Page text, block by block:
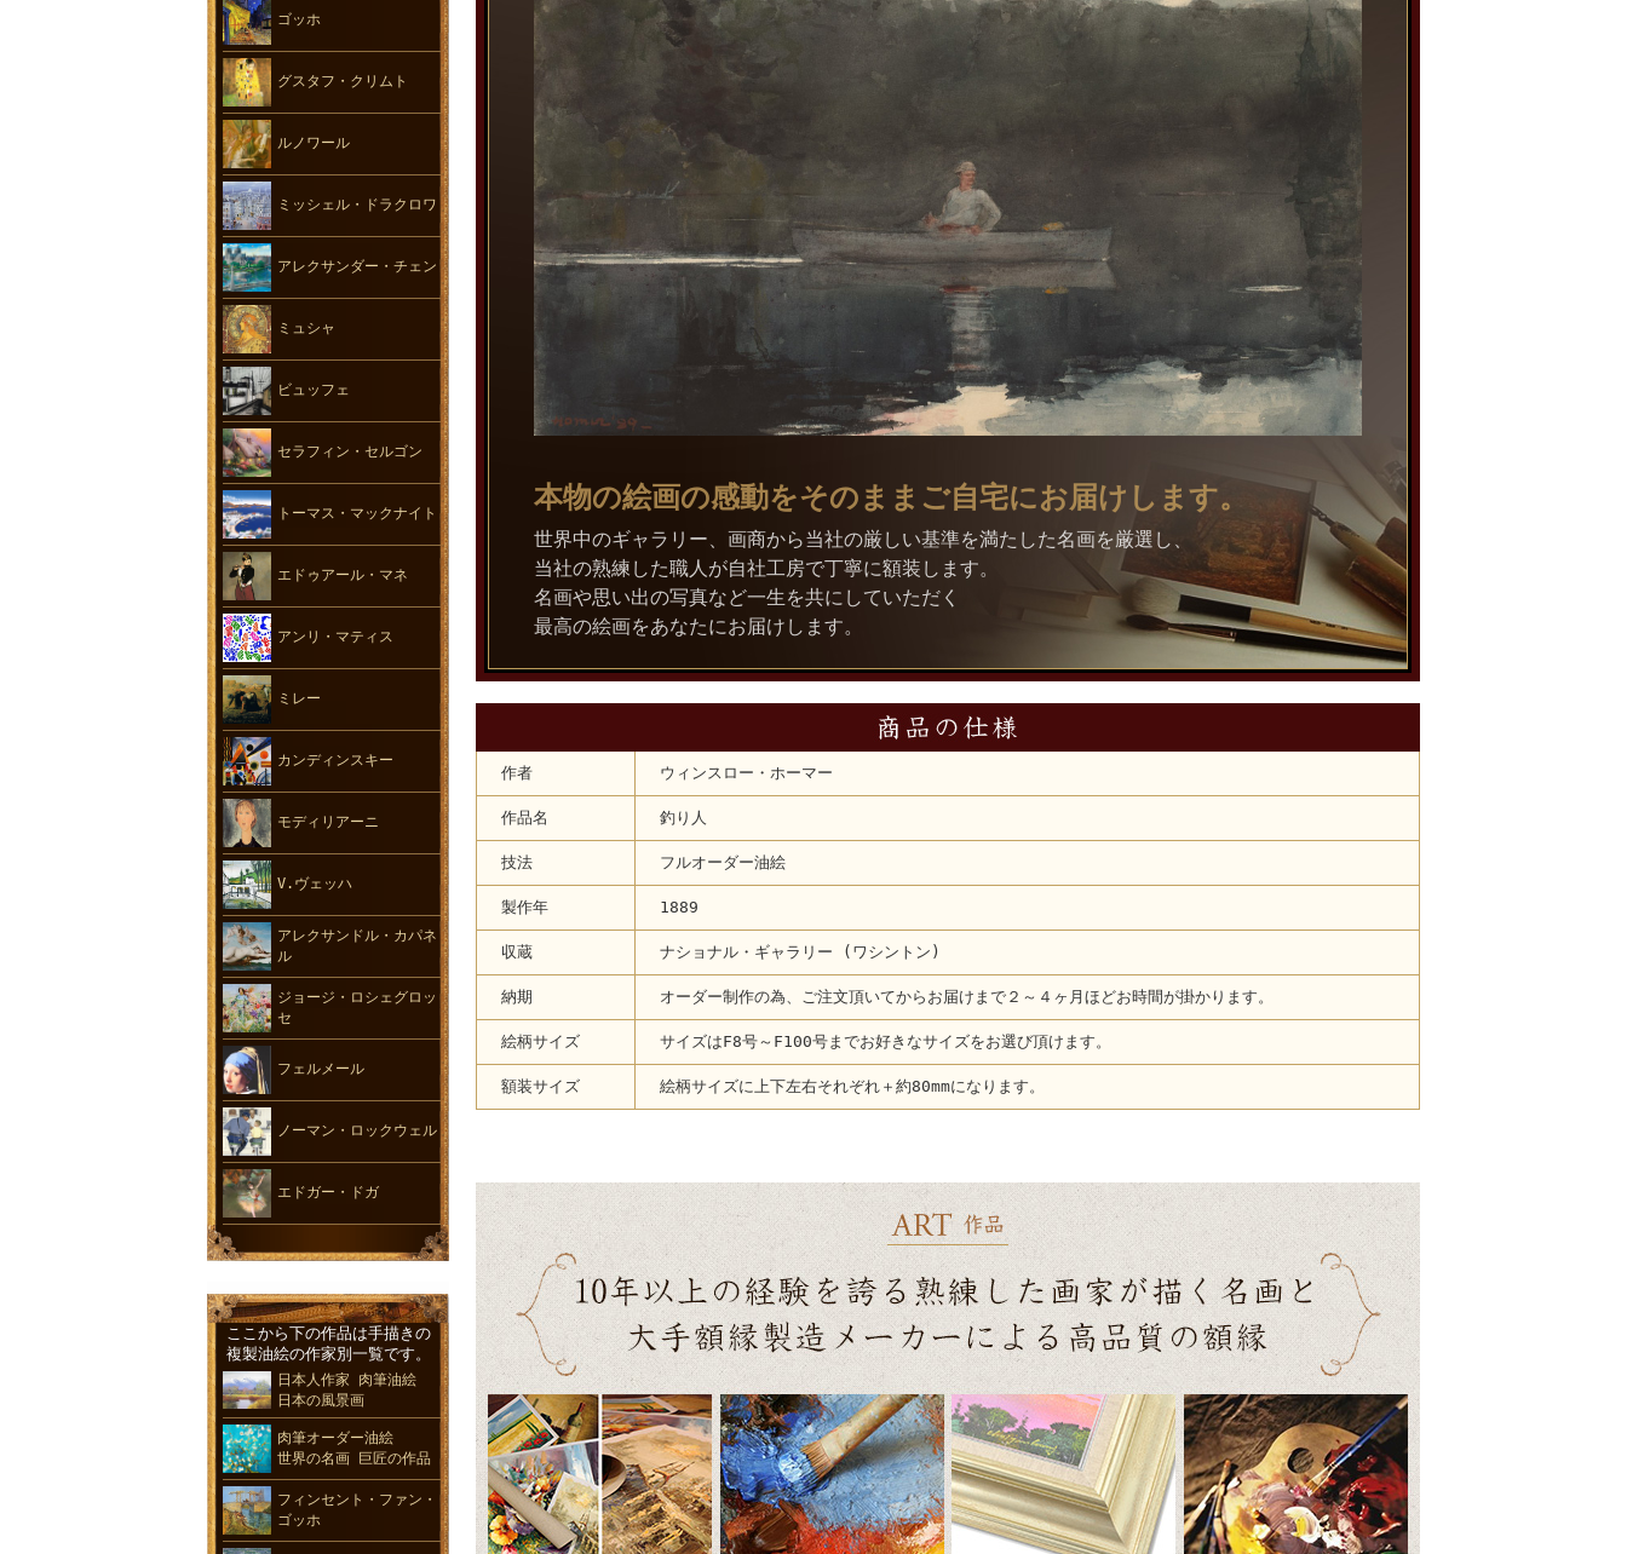
ゴッホ
グスタフ・クリムト
ルノワール
ミッシェル・ドラクロワ
アレクサンダー・チェン
ミュシャ
ビュッフェ
セラフィン・セルゴン
トーマス・マックナイト
エドゥアール・マネ
アンリ・マティス
ミレー
カンディンスキー
モディリアーニ
V.ヴェッハ
アレクサンドル・カパネ
ル
ジョージ・ロシェグロッ
セ
フェルメール
ノーマン・ロックウェル
エドガー・ドガ
ここから下の作品は手描きの
複製油絵の作家別一覧です。
日本人作家 肉筆油絵
日本の風景画
肉筆オーダー油絵
世界の名画 巨匠の作品
フィンセント・ファン・
ゴッホ
本物の絵画の感動をそのままご自宅にお届けします。
世界中のギャラリー、画商から当社の厳しい基準を満たした名画を厳選し、
当社の熟練した職人が自社工房で丁寧に額装します。
名画や思い出の写真など一生を共にしていただく
最高の絵画をあなたにお届けします。
作者 ウィンスロー・ホーマー
作品名 釣り人
技法 フルオーダー油絵
製作年 1889
収蔵 ナショナル・ギャラリー (ワシントン)
納期 オーダー制作の為、ご注文頂いてからお届けまで２～４ヶ月ほどお時間が掛かります。
絵柄サイズ サイズはF8号～F100号までお好きなサイズをお選び頂けます。
額装サイズ 絵柄サイズに上下左右それぞれ＋約80mmになります。